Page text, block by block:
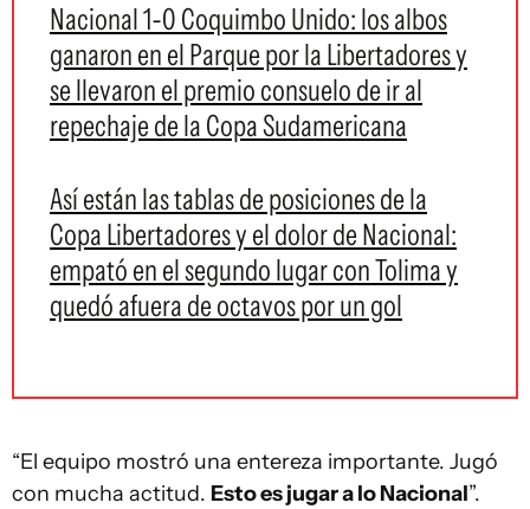
Nacional 1-0 Coquimbo Unido: los albos
ganaron en el Parque por la Libertadores y
se llevaron el premio consuelo de ir al
repechaje de la Copa Sudamericana
Así están las tablas de posiciones de la
Copa Libertadores y el dolor de Nacional:
empató en el segundo lugar con Tolima y
quedó afuera de octavos por un gol
“El equipo mostró una entereza importante. Jugó
con mucha actitud. Esto es jugar a lo Nacional”.